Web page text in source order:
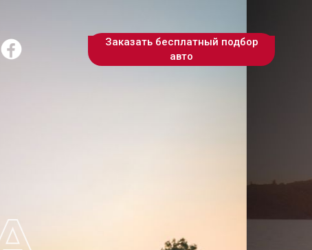
Заказать бесплатный подбор
авто